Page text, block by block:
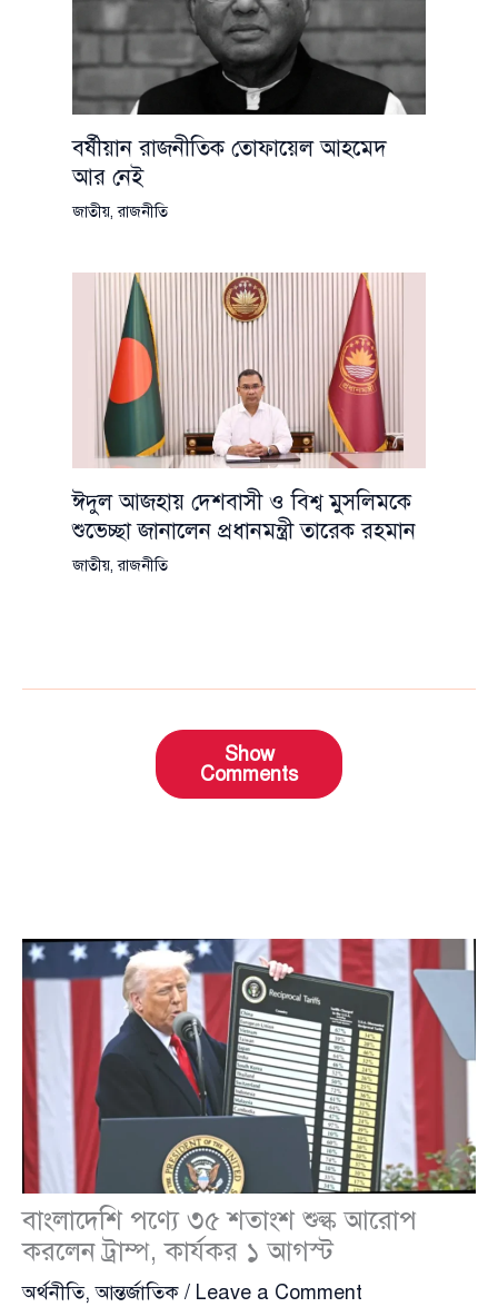
বর্ষীয়ান রাজনীতিক তোফায়েল আহমেদ
আর নেই
জাতীয়,রাজনীতি
ঈদুল আজহায় দেশবাসী ও বিশ্ব মুসলিমকে
শুভেচ্ছা জানালেন প্রধানমন্ত্রী তারেক রহমান
জাতীয়,রাজনীতি
Show
Comments
বাংলাদেশি পণ্যে ৩৫ শতাংশ শুল্ক আরোপ
করলেন ট্রাম্প, কার্যকর ১ আগস্ট
অর্থনীতি,আন্তর্জাতিক / Leave a Comment